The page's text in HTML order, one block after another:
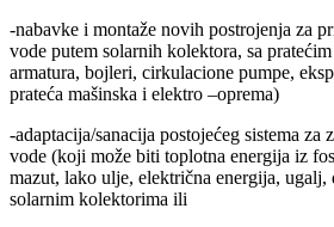
-nabavke i montaže novih postrojenja za
vode putem solarnih kolektora, sa
armatura, bojleri, cirkulacione pumpe,
prateća mašinska i elektro –oprema)
-adaptacija/sanacija postojećeg sistema za
vode (koji može biti toplotna energija iz
mazut, lako ulje, električna energija, ugalj,
solarnim kolektorima ili